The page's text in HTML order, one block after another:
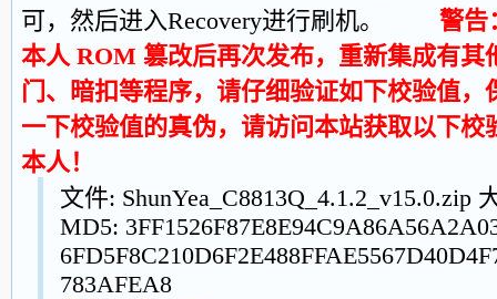
可，然后进入Recovery进行刷机。 警告
本人 ROM 篡改后再次发布，重新集成有其
门、暗扣等程序，请仔细验证如下校验值，
一下校验值的真伪，请访问本站获取以下校
本人！
文件: ShunYea_C8813Q_4.1.2_v15.0.zip
MD5:
783AFEA8